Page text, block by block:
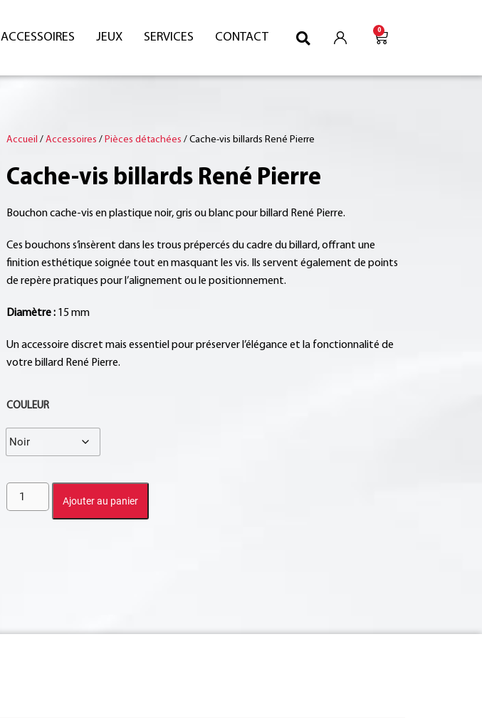
ACCESSOIRES JEUX SERVICES CONTACT
0
Accueil / Accessoires / Pièces détachées / Cache-vis billards René Pierre
Cache-vis billards René Pierre
Bouchon cache-vis en plastique noir, gris ou blanc pour billard René Pierre.
Ces bouchons s’insèrent dans les trous prépercés du cadre du billard, offrant une
finition esthétique soignée tout en masquant les vis. Ils servent également de points
de repère pratiques pour l’alignement ou le positionnement.
Diamètre :15 mm
Un accessoire discret mais essentiel pour préserver l’élégance et la fonctionnalité de
votre billard René Pierre.
COULEUR
Ajouter au panier